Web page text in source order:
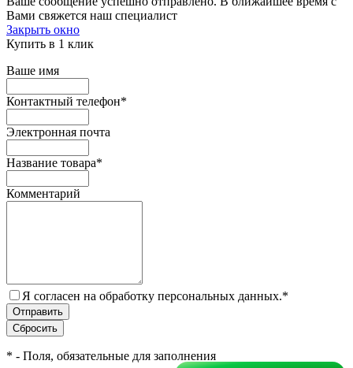
Вами свяжется наш специалист
Закрыть окно
Купить в 1 клик
Ваше имя
Контактный телефон*
Электронная почта
Название товара*
Комментарий
Я согласен на обработку персональных данных.*
* - Поля, обязательные для заполнения